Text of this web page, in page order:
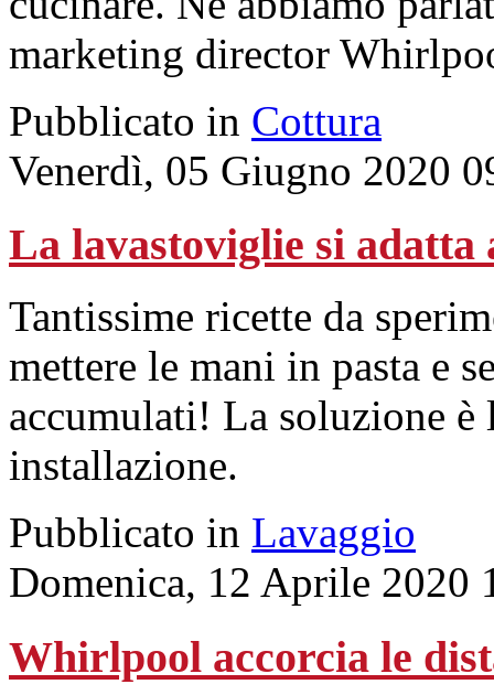
marketing director
Pubblicato in Cottura
Venerdì, 05 Giugno 2020
La lavastoviglie si adatta
Tantissime ricette da
mettere le mani in pasta e
accumulati! La soluzione
installazione.
Pubblicato in Lavaggio
Domenica, 12 Aprile 2020
Whirlpool accorcia le